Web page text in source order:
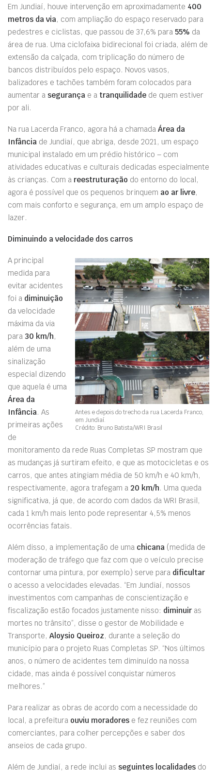
Em Jundiaí, houve intervenção em aproximadamente 400
metros da via, com ampliação do espaço reservado para
pedestres e ciclistas, que passou de 37,6% para 55% da
área de rua. Uma ciclofaixa bidirecional foi criada, além de
extensão da calçada, com triplicação do número de
bancos distribuídos pelo espaço. Novos vasos,
balizadores e tachões também foram colocados para
aumentar a segurança e a tranquilidade de quem estiver
por ali.
Na rua Lacerda Franco, agora há a chamada Área da
Infância de Jundiaí, que abriga, desde 2021, um espaço
municipal instalado em um prédio histórico – com
atividades educativas e culturais dedicadas especialmente
às crianças. Com a reestruturação do entorno do local,
agora é possível que os pequenos brinquem ao ar livre,
com mais conforto e segurança, em um amplo espaço de
lazer.
Diminuindo a velocidade dos carros
Antes e depois do trecho da rua Lacerda Franco,
em Jundiaí.
Crédito: Bruno Batista/WRI Brasil
A principal
medida para
evitar acidentes
foi a diminuição
da velocidade
máxima da via
para 30 km/h,
além de uma
sinalização
especial dizendo
que aquela é uma
Área da
Infância. As
primeiras ações
de
monitoramento da rede Ruas Completas SP mostram que
as mudanças já surtiram efeito, e que as motocicletas e os
carros, que antes atingiam média de 50 km/h e 40 km/h,
respectivamente, agora trafegam a 20 km/h. Uma queda
significativa, já que, de acordo com dados da WRI Brasil,
cada 1 km/h mais lento pode representar 4,5% menos
ocorrências fatais.
Além disso, a implementação de uma chicana (medida de
moderação de tráfego que faz com que o veículo precise
contornar uma pintura, por exemplo) serve para dificultar
o acesso a velocidades elevadas. “Em Jundiaí, nossos
investimentos com campanhas de conscientização e
fiscalização estão focados justamente nisso: diminuir as
mortes no trânsito”, disse o gestor de Mobilidade e
Transporte, Aloysio Queiroz, durante a seleção do
município para o projeto Ruas Completas SP. “Nos últimos
anos, o número de acidentes tem diminuído na nossa
cidade, mas ainda é possível conquistar números
melhores.”
Para realizar as obras de acordo com a necessidade do
local, a prefeitura ouviu moradores e fez reuniões com
comerciantes, para colher percepções e saber dos
anseios de cada grupo.
Além de Jundiaí, a rede inclui as seguintes localidades do